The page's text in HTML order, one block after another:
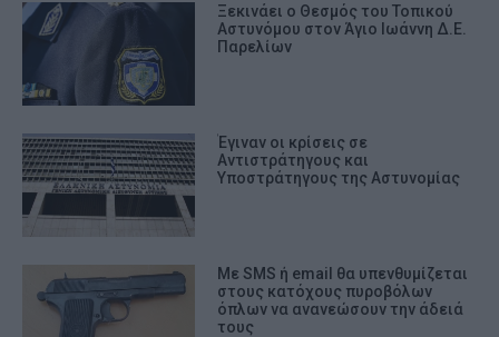
Ξεκινάει ο Θεσμός του Τοπικού
Αστυνόμου στον Άγιο Ιωάννη Δ.Ε.
Παρελίων
Έγιναν οι κρίσεις σε
Αντιστράτηγους και
Υποστράτηγους της Αστυνομίας
Με SMS ή email θα υπενθυμίζεται
στους κατόχους πυροβόλων
όπλων να ανανεώσουν την άδειά
τους